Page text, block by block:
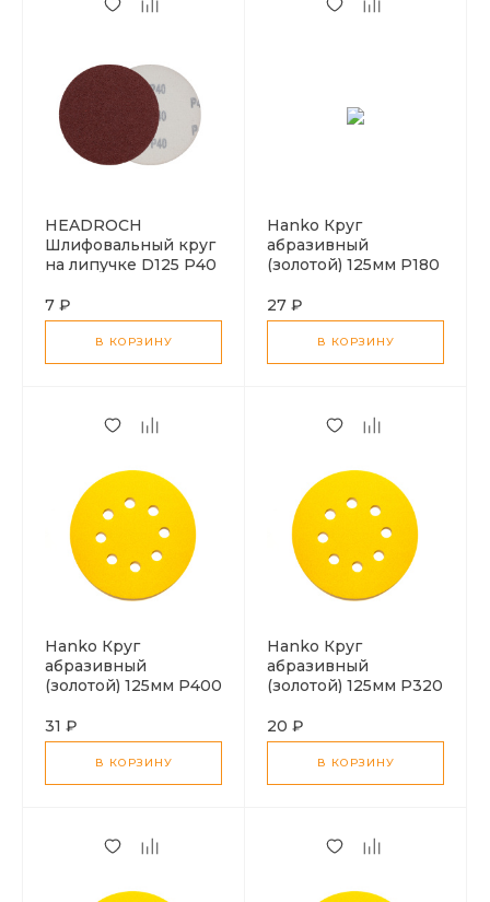
HEADROCH
Шлифовальный круг
на липучке D125 P40
7 ₽
В КОРЗИНУ
Hanko Круг
абразивный
(золотой) 125мм P180
27 ₽
В КОРЗИНУ
Hanko Круг
абразивный
(золотой) 125мм P400
31 ₽
В КОРЗИНУ
Hanko Круг
абразивный
(золотой) 125мм P320
20 ₽
В КОРЗИНУ